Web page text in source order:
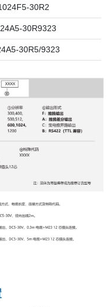
30R2
30R9323
30R5/9323